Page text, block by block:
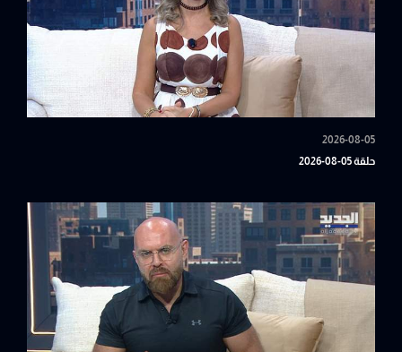
2026-08-05
حلقة 05-08-2026